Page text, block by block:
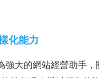
化能力
強大的網站經營助手